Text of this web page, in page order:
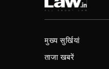
मुख्य सुर्खियां
ताजा खबरें